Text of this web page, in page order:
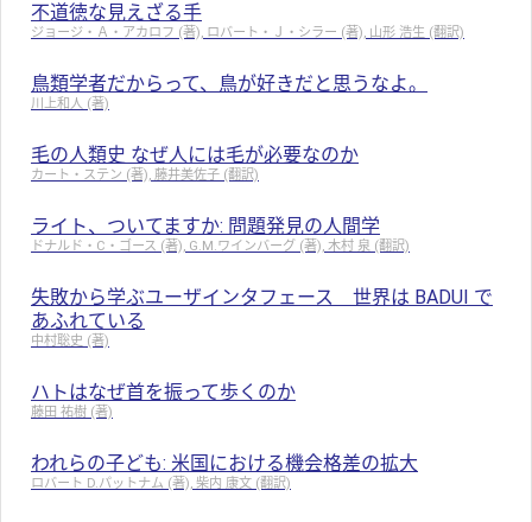
不道徳な見えざる手
ジョージ・Ａ・アカロフ (著), ロバート・Ｊ・シラー (著), 山形 浩生 (翻訳)
鳥類学者だからって、鳥が好きだと思うなよ。
川上和人 (著)
毛の人類史 なぜ人には毛が必要なのか
カート・ステン (著), 藤井美佐子 (翻訳)
ライト、ついてますか: 問題発見の人間学
ドナルド・C・ゴース (著), G.M.ワインバーグ (著), 木村 泉 (翻訳)
失敗から学ぶユーザインタフェース 世界は BADUI で
あふれている
中村聡史 (著)
ハトはなぜ首を振って歩くのか
藤田 祐樹 (著)
われらの子ども: 米国における機会格差の拡大
ロバート D.パットナム (著), 柴内 康文 (翻訳)